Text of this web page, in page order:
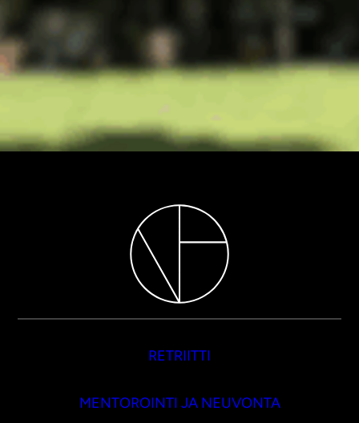
RETRIITTI
MENTOROINTI JA NEUVONTA